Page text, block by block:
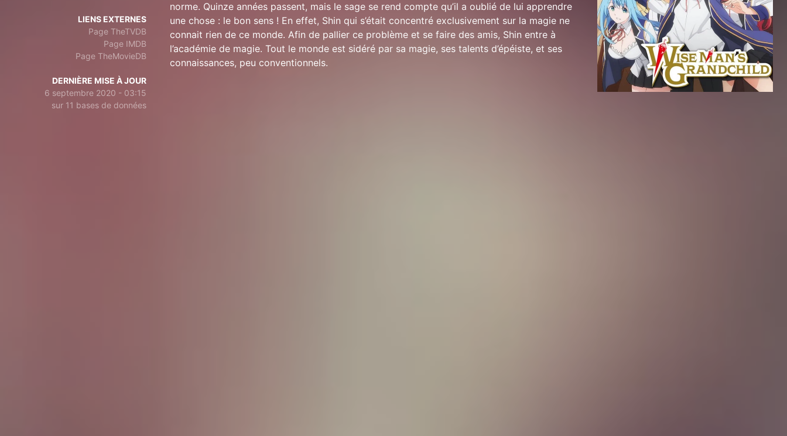
LIENS EXTERNES
Page TheTVDB
Page IMDB
Page TheMovieDB
DERNIÈRE MISE À JOUR
6 septembre 2020 - 03:15
sur 11 bases de données
norme. Quinze années passent, mais le sage se rend compte qu’il a oublié de lui apprendre
une chose : le bon sens ! En effet, Shin qui s’était concentré exclusivement sur la magie ne
connait rien de ce monde. Afin de pallier ce problème et se faire des amis, Shin entre à
l’académie de magie. Tout le monde est sidéré par sa magie, ses talents d’épéiste, et ses
connaissances, peu conventionnels.